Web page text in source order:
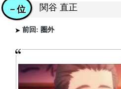
関谷 直正
－位
前回: 圏外